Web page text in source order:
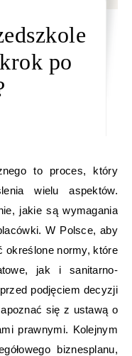
po
to proces, który
wielu aspektów.
jakie są wymagania
W Polsce, aby
określone normy, które
jak i sanitarno-
podjęciem decyzji
się z ustawą o
prawnymi. Kolejnym
biznesplanu,